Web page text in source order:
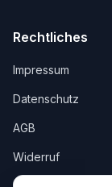
Rechtliches
Impressum
Datenschutz
AGB
Widerruf